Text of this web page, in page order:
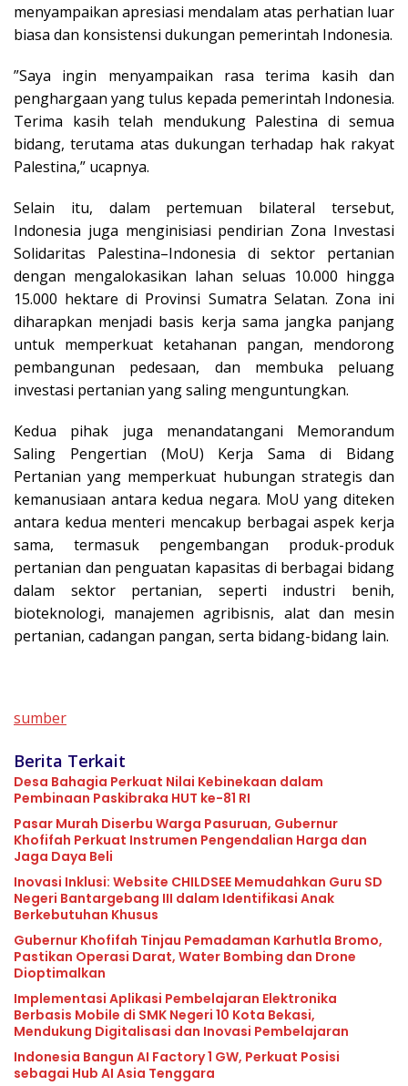
menyampaikan apresiasi mendalam atas perhatian luar
biasa dan konsistensi dukungan pemerintah Indonesia.
”Saya ingin menyampaikan rasa terima kasih dan
penghargaan yang tulus kepada pemerintah Indonesia.
Terima kasih telah mendukung Palestina di semua
bidang, terutama atas dukungan terhadap hak rakyat
Palestina,” ucapnya.
Selain itu, dalam pertemuan bilateral tersebut,
Indonesia juga menginisiasi pendirian Zona Investasi
Solidaritas Palestina–Indonesia di sektor pertanian
dengan mengalokasikan lahan seluas 10.000 hingga
15.000 hektare di Provinsi Sumatra Selatan. Zona ini
diharapkan menjadi basis kerja sama jangka panjang
untuk memperkuat ketahanan pangan, mendorong
pembangunan pedesaan, dan membuka peluang
investasi pertanian yang saling menguntungkan.
Kedua pihak juga menandatangani Memorandum
Saling Pengertian (MoU) Kerja Sama di Bidang
Pertanian yang memperkuat hubungan strategis dan
kemanusiaan antara kedua negara. MoU yang diteken
antara kedua menteri mencakup berbagai aspek kerja
sama, termasuk pengembangan produk-produk
pertanian dan penguatan kapasitas di berbagai bidang
dalam sektor pertanian, seperti industri benih,
bioteknologi, manajemen agribisnis, alat dan mesin
pertanian, cadangan pangan, serta bidang-bidang lain.
sumber
Berita Terkait
Desa Bahagia Perkuat Nilai Kebinekaan dalam
Pembinaan Paskibraka HUT ke-81 RI
Pasar Murah Diserbu Warga Pasuruan, Gubernur
Khofifah Perkuat Instrumen Pengendalian Harga dan
Jaga Daya Beli
Inovasi Inklusi: Website CHILDSEE Memudahkan Guru SD
Negeri Bantargebang III dalam Identifikasi Anak
Berkebutuhan Khusus
Gubernur Khofifah Tinjau Pemadaman Karhutla Bromo,
Pastikan Operasi Darat, Water Bombing dan Drone
Dioptimalkan
Implementasi Aplikasi Pembelajaran Elektronika
Berbasis Mobile di SMK Negeri 10 Kota Bekasi,
Mendukung Digitalisasi dan Inovasi Pembelajaran
Indonesia Bangun AI Factory 1 GW, Perkuat Posisi
sebagai Hub AI Asia Tenggara